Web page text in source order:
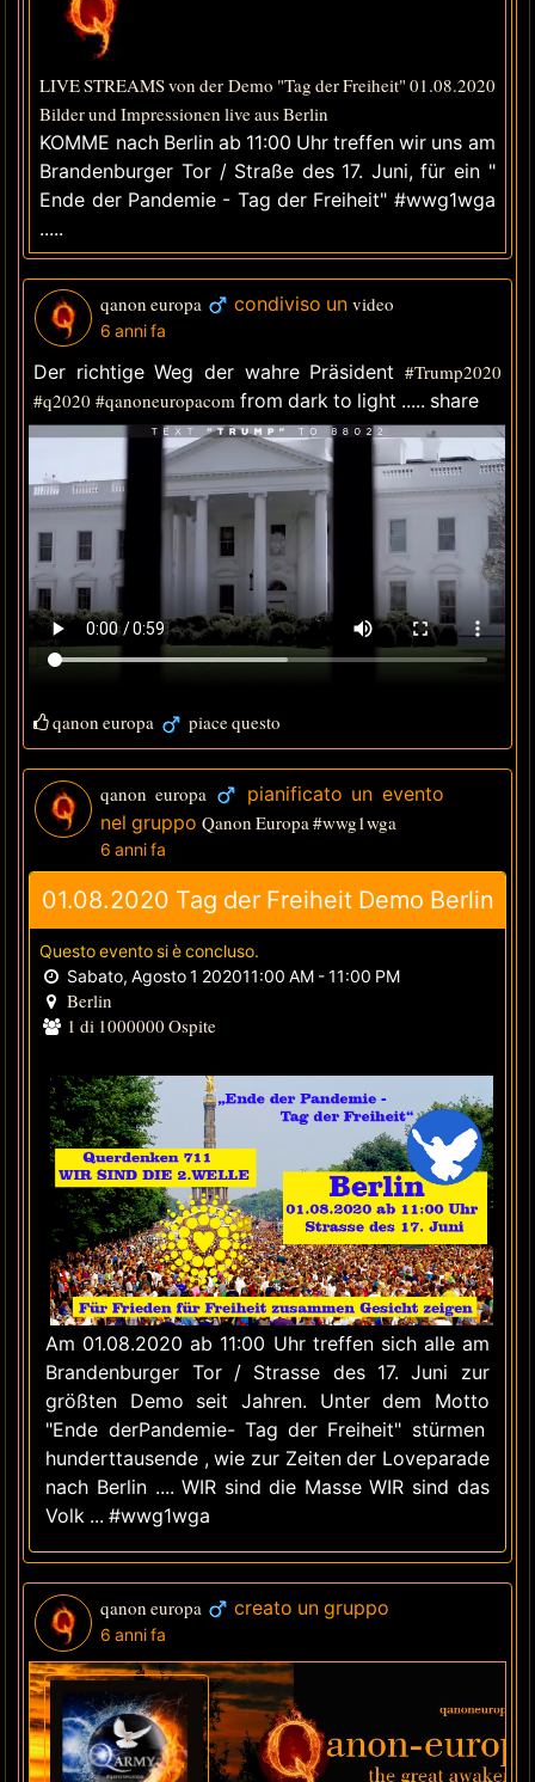
LIVE STREAMS von der Demo "Tag der Freiheit" 01.08.2020
Bilder und Impressionen live aus Berlin
KOMME nach Berlin ab 11:00 Uhr treffen wir uns am
Brandenburger Tor / Straße des 17. Juni, für ein "
Ende der Pandemie - Tag der Freiheit" #wwg1wga
.....
qanon europa condiviso unvideo
6 anni fa
Der richtige Weg der wahre Präsident #Trump2020
#q2020 #qanoneuropacom from dark to light ..... share
qanon europa piace questo
qanon europa
pianificato un evento
nel gruppoQanon Europa #wwg1wga
6 anni fa
01.08.2020 Tag der Freiheit Demo Berlin
Questo evento si è concluso.
Sabato, Agosto 1 202011:00 AM - 11:00 PM
Berlin
1 di 1000000 Ospite
Am 01.08.2020 ab 11:00 Uhr treffen sich alle am
Brandenburger Tor / Strasse des 17. Juni zur
größten Demo seit Jahren. Unter dem Motto
"Ende derPandemie- Tag der Freiheit" stürmen
hunderttausende , wie zur Zeiten der Loveparade
nach Berlin .... WIR sind die Masse WIR sind das
Volk ... #wwg1wga
qanon europa creato un gruppo
6 anni fa